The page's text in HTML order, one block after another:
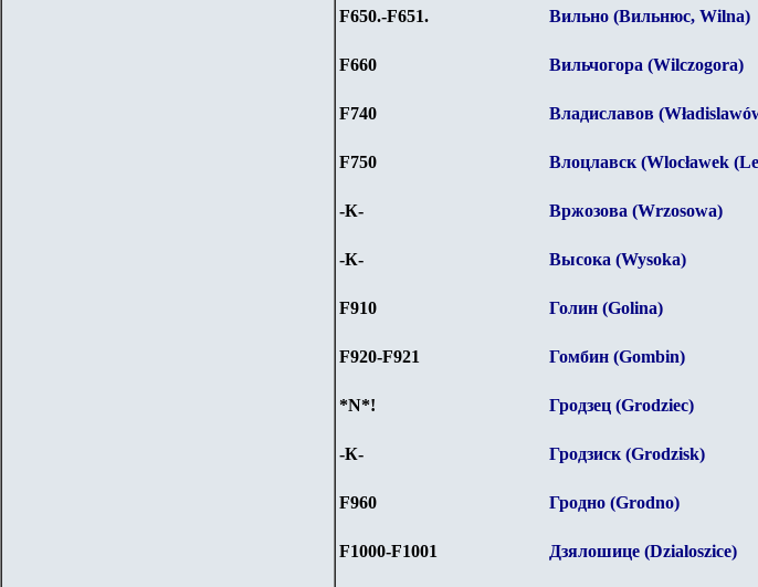
F650.-F651. Вильно (Вильнюс, Wilna)
F660 Вильчогора (Wilczogora)
F740 Владиславов
F750 Влоцлавск (Wlocławek
-К- Вржозова (Wrzosowa)
-К- Высока (Wysoka)
F910 Голин (Golina)
F920-F921 Гомбин (Gombin)
*N*! Гродзец (Grodziec)
-К- Гродзиск (Grodzisk)
F960 Гродно (Grodno)
F1000-F1001 Дзялошице (Dzialoszice)